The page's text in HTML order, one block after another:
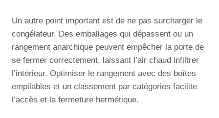
Un autre point important est de ne pas surcharger le
congélateur. Des emballages qui dépassent ou un
rangement anarchique peuvent empêcher la porte de
se fermer correctement, laissant l’air chaud infiltrer
l’intérieur. Optimiser le rangement avec des boîtes
empilables et un classement par catégories facilite
l’accès et la fermeture hermétique.